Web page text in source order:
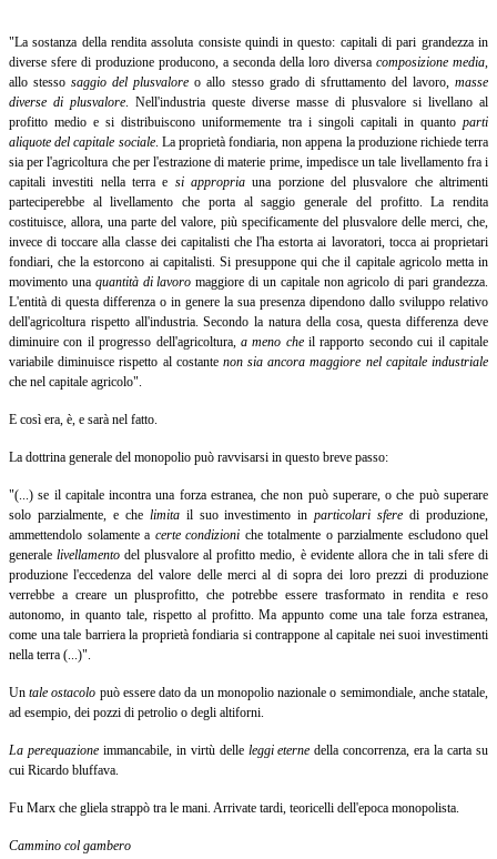
"La sostanza della rendita assoluta consiste quindi in questo: capitali di pari grandezza in
diverse sfere di produzione producono, a seconda della loro diversa composizione media,
allo stessosaggio del plusvaloreo allo stesso grado di sfruttamento del lavoro,masse
diverse di plusvalore. Nell'industria queste diverse masse di plusvalore si livellano al
profitto medio e si distribuiscono uniformemente tra i singoli capitali in quanto parti
aliquote del capitale sociale. La proprietà fondiaria, non appena la produzione richiede terra
sia per l'agricoltura che per l'estrazione di materie prime, impedisce un tale livellamento fra i
capitali investiti nella terra e si appropriauna porzione del plusvalore che altrimenti
parteciperebbe al livellamento che porta al saggio generale del profitto. La rendita
costituisce, allora, una parte del valore, più specificamente del plusvalore delle merci, che,
invece di toccare alla classe dei capitalisti che l'ha estorta ai lavoratori, tocca ai proprietari
fondiari, che la estorcono ai capitalisti. Si presuppone qui che il capitale agricolo metta in
movimento una quantità di lavoromaggiore di un capitale non agricolo di pari grandezza.
L'entità di questa differenza o in genere la sua presenza dipendono dallo sviluppo relativo
dell'agricoltura rispetto all'industria. Secondo la natura della cosa, questa differenza deve
diminuire con il progresso dell'agricoltura, a meno cheil rapporto secondo cui il capitale
variabile diminuisce rispetto al costante non sia ancora maggiore nel capitale industriale
che nel capitale agricolo".
E così era, è, e sarà nel fatto.
La dottrina generale del monopolio può ravvisarsi in questo breve passo:
"(...) se il capitale incontra una forza estranea, che non può superare, o che può superare
solo parzialmente, e che limita il suo investimento inparticolari sferedi produzione,
ammettendolo solamente a certe condizioni che totalmente o parzialmente escludono quel
generalelivellamentodel plusvalore al profitto medio, è evidente allora che in tali sfere di
produzione l'eccedenza del valore delle merci al di sopra dei loro prezzi di produzione
verrebbe a creare un plusprofitto, che potrebbe essere trasformato in rendita e reso
autonomo, in quanto tale, rispetto al profitto. Ma appunto come una tale forza estranea,
come una tale barriera la proprietà fondiaria si contrappone al capitale nei suoi investimenti
nella terra (...)".
Untale ostacolo può essere dato da un monopolio nazionale o semimondiale, anche statale,
ad esempio, dei pozzi di petrolio o degli altiforni.
La perequazione immancabile, in virtù delle leggi eternedella concorrenza, era la carta su
cui Ricardo bluffava.
Fu Marx che gliela strappò tra le mani. Arrivate tardi, teoricelli dell'epoca monopolista.
Cammino col gambero